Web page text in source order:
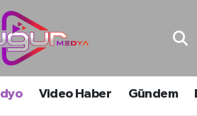
Video Haber Gündem